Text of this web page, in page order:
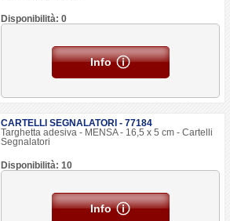
Disponibilità: 0
Info
CARTELLI SEGNALATORI - 77184
Targhetta adesiva - MENSA - 16,5 x 5 cm - Cartelli
Segnalatori
Disponibilità: 10
Info